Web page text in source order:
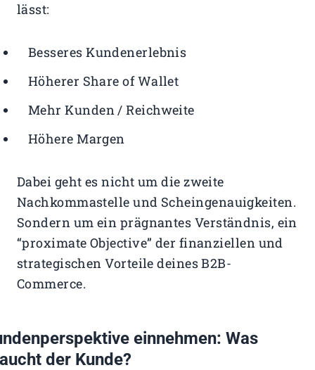
lässt:
Besseres Kundenerlebnis
Höherer Share of Wallet
Mehr Kunden / Reichweite
Höhere Margen
Dabei geht es nicht um die zweite
Nachkommastelle und Scheingenauigkeiten.
Sondern um ein prägnantes Verständnis, ein
“proximate Objective” der finanziellen und
strategischen Vorteile deines B2B-
Commerce.
einnehmen: Was
der Kunde?